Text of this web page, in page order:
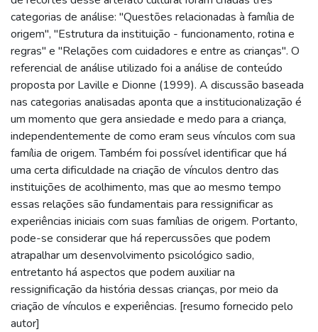
categorias de análise: "Questões relacionadas à família de
origem", "Estrutura da instituição - funcionamento, rotina e
regras" e "Relações com cuidadores e entre as crianças". O
referencial de análise utilizado foi a análise de conteúdo
proposta por Laville e Dionne (1999). A discussão baseada
nas categorias analisadas aponta que a institucionalização é
um momento que gera ansiedade e medo para a criança,
independentemente de como eram seus vínculos com sua
família de origem. Também foi possível identificar que há
uma certa dificuldade na criação de vínculos dentro das
instituições de acolhimento, mas que ao mesmo tempo
essas relações são fundamentais para ressignificar as
experiências iniciais com suas famílias de origem. Portanto,
pode-se considerar que há repercussões que podem
atrapalhar um desenvolvimento psicológico sadio,
entretanto há aspectos que podem auxiliar na
ressignificação da história dessas crianças, por meio da
criação de vínculos e experiências. [resumo fornecido pelo
autor]